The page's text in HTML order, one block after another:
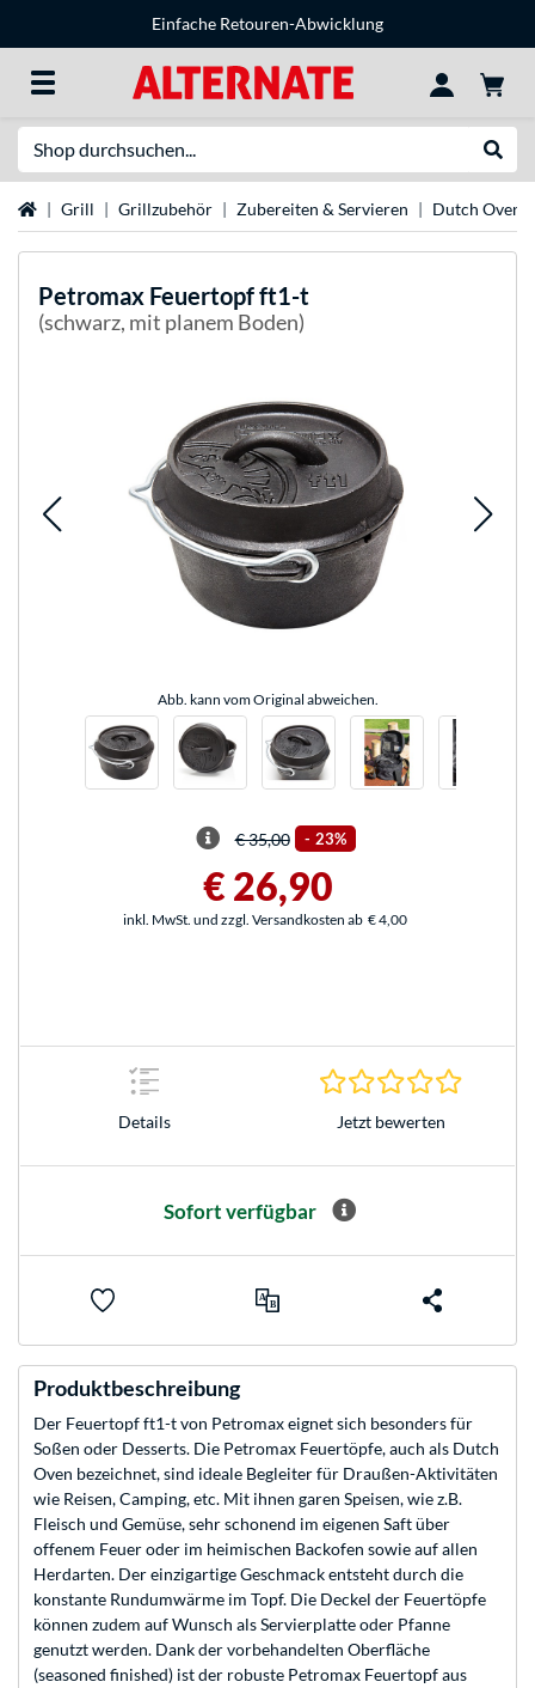
Einfache Retouren-Abwicklung
Startseite
Grill Grillzubehör Zubereiten & Servieren Dutch Oven
Petromax Feuertopf ft1-t
(schwarz, mit planem Boden)
Abb. kann vom Original abweichen.
€ 35,00 - 23%
€ 26,90
inkl. MwSt. und zzgl. Versandkosten ab € 4,00
Details Jetzt bewerten
Sofort verfügbar
Produktbeschreibung
Der Feuertopf ft1-t von Petromax eignet sich besonders für
Soßen oder Desserts. Die Petromax Feuertöpfe, auch als Dutch
Oven bezeichnet, sind ideale Begleiter für Draußen-Aktivitäten
wie Reisen, Camping, etc. Mit ihnen garen Speisen, wie z.B.
Fleisch und Gemüse, sehr schonend im eigenen Saft über
offenem Feuer oder im heimischen Backofen sowie auf allen
Herdarten. Der einzigartige Geschmack entsteht durch die
konstante Rundumwärme im Topf. Die Deckel der Feuertöpfe
können zudem auf Wunsch als Servierplatte oder Pfanne
genutzt werden. Dank der vorbehandelten Oberfläche
(seasoned finished) ist der robuste Petromax Feuertopf aus